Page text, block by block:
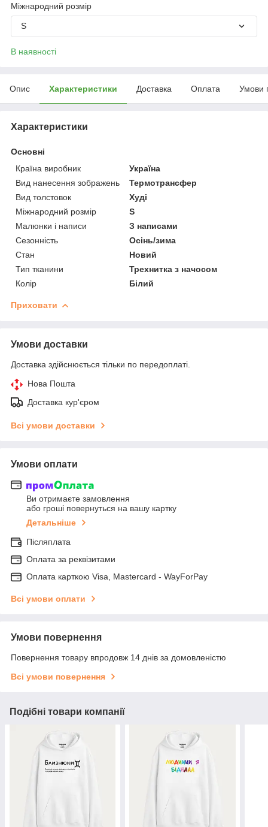
Міжнародний розмір
S
В наявності
Опис Характеристики Доставка Оплата Умови
Характеристики
Основні
Країна виробник
Україна
Вид нанесення зображень
Термотрансфер
Вид толстовок
Худі
Міжнародний розмір
S
Малюнки і написи
З написами
Сезонність
Осінь/зима
Стан
Новий
Тип тканини
Трехнитка з начосом
Колір
Білий
Приховати
Умови доставки
Доставка здійснюється тільки по передоплаті.
Нова Пошта
Доставка кур'єром
Всі умови доставки
Умови оплати
Ви отримаєте замовлення
або гроші повернуться на вашу картку
Детальніше
Післяплата
Оплата за реквізитами
Оплата карткою Visa, Mastercard - WayForPay
Всі умови оплати
Умови повернення
Повернення товару впродовж 14 днів за домовленістю
Всі умови повернення
Подібні товари компанії